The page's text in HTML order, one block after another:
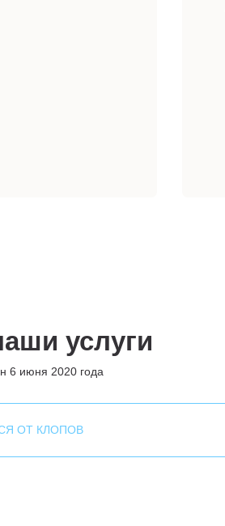
услуги
6 июня 2020 года
ОТ КЛОПОВ